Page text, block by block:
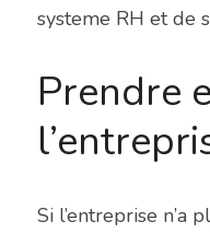
systeme RH et de
Prendre
Si l’entreprise n’a